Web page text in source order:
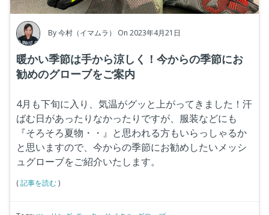
By今村（イマムラ） On 2023年4月21日
暖かい季節は手から涼しく！今からの季節にお
勧めのグローブをご案内
4月も下旬に入り、気温がグッと上がってきました！汗
ばむ日があったりなかったりですが、服装などにも
『そろそろ夏物・・』と思われる方もいらっしゃるか
と思いますので、今からの季節にお勧めしたいメッシ
ュグローブをご紹介いたします。
(記事を読む)